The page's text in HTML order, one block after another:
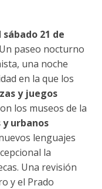
sábado 21 de
paseo nocturno
una noche
en la que los
y juegos
los museos de la
urbanos
lenguajes
la
Una revisión
y el Prado